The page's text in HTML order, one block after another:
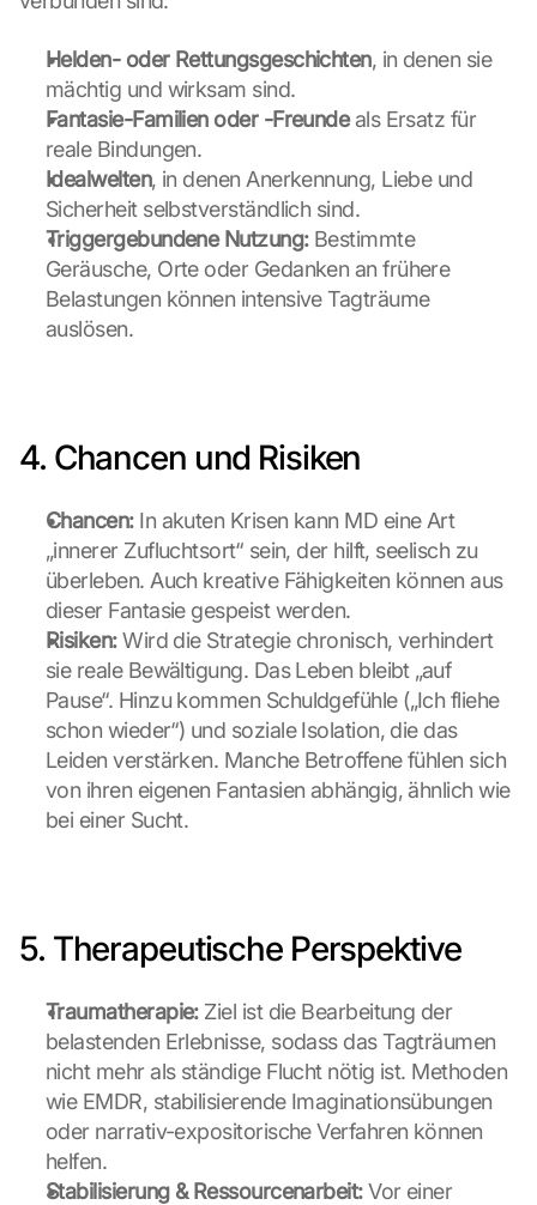
Helden- oder Rettungsgeschichten, in denen sie
mächtig und wirksam sind.
Fantasie-Familien oder -Freunde als Ersatz für
reale Bindungen.
Idealwelten, in denen Anerkennung, Liebe und
Sicherheit selbstverständlich sind.
Triggergebundene Nutzung: Bestimmte
Geräusche, Orte oder Gedanken an frühere
Belastungen können intensive Tagträume
auslösen.
4. Chancen und Risiken
Chancen: In akuten Krisen kann MD eine Art
„innerer Zufluchtsort“ sein, der hilft, seelisch zu
überleben. Auch kreative Fähigkeiten können aus
dieser Fantasie gespeist werden.
Risiken: Wird die Strategie chronisch, verhindert
sie reale Bewältigung. Das Leben bleibt „auf
Pause“. Hinzu kommen Schuldgefühle („Ich fliehe
schon wieder“) und soziale Isolation, die das
Leiden verstärken. Manche Betroffene fühlen sich
von ihren eigenen Fantasien abhängig, ähnlich wie
bei einer Sucht.
5. Therapeutische Perspektive
Traumatherapie: Ziel ist die Bearbeitung der
belastenden Erlebnisse, sodass das Tagträumen
nicht mehr als ständige Flucht nötig ist. Methoden
wie EMDR, stabilisierende Imaginationsübungen
oder narrativ-expositorische Verfahren können
helfen.
Stabilisierung & Ressourcenarbeit: Vor einer